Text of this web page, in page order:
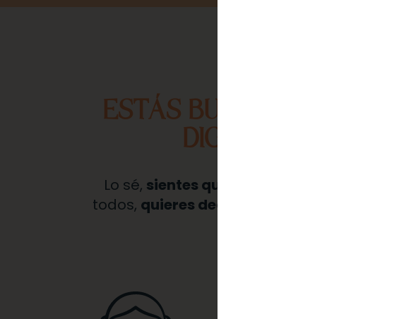
ESTÁS BUSCANDO
DIGITAL O
Lo sé, sientes que es momento de
todos, quieres dedicar tu tiempo y